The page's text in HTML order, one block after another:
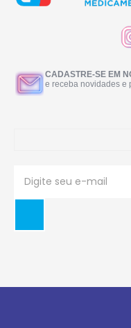
CADASTRE-SE EM
e receba novidades e